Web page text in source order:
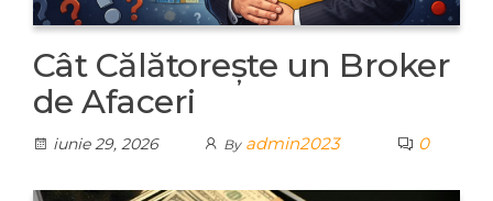
Cât Călătorește un Broker
de Afaceri
iunie 29, 2026 By admin2023 0